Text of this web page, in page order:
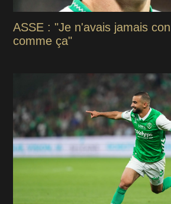
ASSE : "Je n'avais jamais
comme ça"